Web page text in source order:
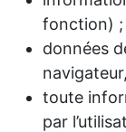
fonction) ;
données
toute
par